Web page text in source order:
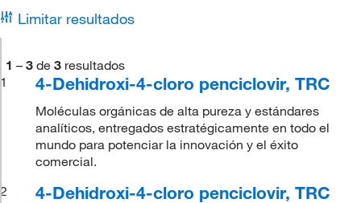
Limitar resultados
1 – 3 de 3 resultados
1
4-Dehidroxi-4-cloro penciclovir, TRC
Moléculas orgánicas de alta pureza y estándares
analíticos, entregados estratégicamente en todo el
mundo para potenciar la innovación y el éxito
comercial.
2
4-Dehidroxi-4-cloro penciclovir, TRC